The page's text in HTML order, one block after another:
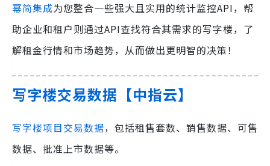
幂简集成为您整合一些强大且实用的统计监控API，帮
助企业和租户则通过API查找符合其需求的写字楼，了
解租金行情和市场趋势，从而做出更明智的决策！
写字楼交易数据【中指云】
写字楼项目交易数据，包括租售套数、销售数据、可售
数据、批准上市数据等。